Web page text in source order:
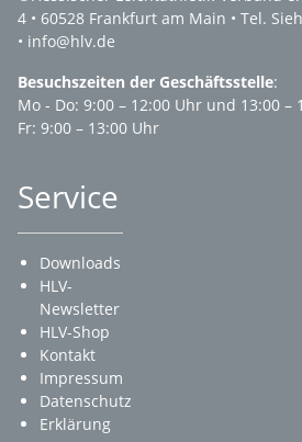
4 • 60528 Frankfurt am Main • Tel.
• info@hlv.de
Besuchszeiten der Geschäftsstelle:
Mo - Do: 9:00 – 12:00 Uhr und 13:00 –
Fr: 9:00 – 13:00 Uhr
Service
Downloads
HLV-
Newsletter
HLV-Shop
Kontakt
Impressum
Datenschutz
Erklärung